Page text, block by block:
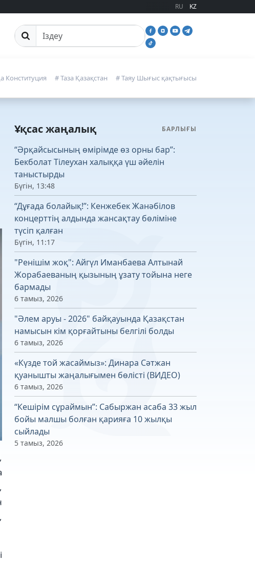
RU KZ
Сайттан іздеу
Конституция # Таза Қазақстан # Таяу Шығыс қақтығысы
Ұқсас жаңалық БАРЛЫҒЫ
“Әрқайсысының өмірімде өз орны бар”:
Бекболат Тілеухан халыққа үш әйелін
таныстырды
Бүгін, 13:48
“Дұғада болайық!”: Кенжебек Жанәбілов
концерттің алдында жансақтау бөліміне
түсіп қалған
Бүгін, 11:17
"Ренішім жоқ": Айгүл Иманбаева Алтынай
Жорабаеваның қызының ұзату тойына неге
бармады
6 тамыз, 2026
"Әлем аруы - 2026" байқауында Қазақстан
намысын кім қорғайтыны белгілі болды
6 тамыз, 2026
«Күзде той жасаймыз»: Динара Сәтжан
қуанышты жаңалығымен бөлісті (ВИДЕО)
6 тамыз, 2026
“Кешірім сұраймын”: Сабыржан асаба 33 жыл
бойы малшы болған қарияға 10 жылқы
сыйлады
5 тамыз, 2026